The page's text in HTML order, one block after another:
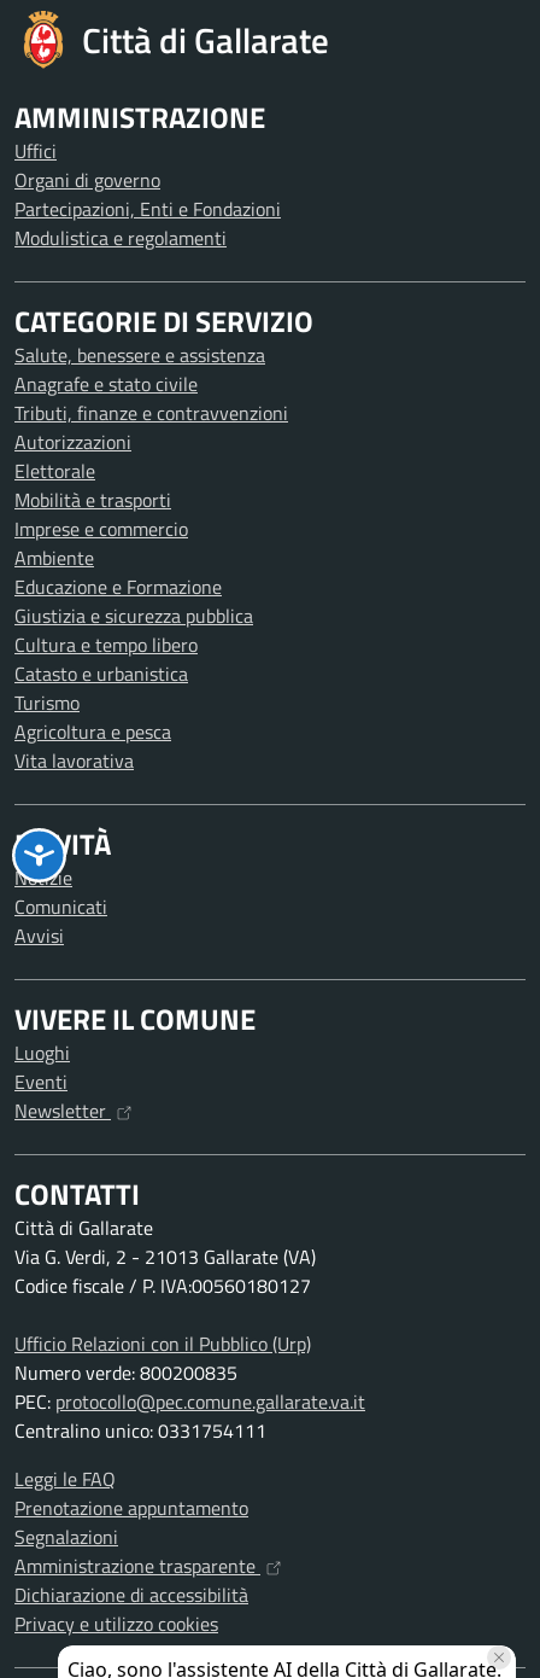
Città di Gallarate
AMMINISTRAZIONE
Uffici
Organi di governo
Partecipazioni, Enti e Fondazioni
Modulistica e regolamenti
CATEGORIE DI SERVIZIO
Salute, benessere e assistenza
Anagrafe e stato civile
Tributi, finanze e contravvenzioni
Autorizzazioni
Elettorale
Mobilità e trasporti
Imprese e commercio
Ambiente
Educazione e Formazione
Giustizia e sicurezza pubblica
Cultura e tempo libero
Catasto e urbanistica
Turismo
Agricoltura e pesca
Vita lavorativa
NOVITÀ
Notizie
Comunicati
Avvisi
VIVERE IL COMUNE
Luoghi
Eventi
Newsletter
CONTATTI
Città di Gallarate
Via G. Verdi, 2 - 21013 Gallarate (VA)
Codice fiscale / P. IVA:00560180127
Ufficio Relazioni con il Pubblico (Urp)
Numero verde: 800200835
PEC: protocollo@pec.comune.gallarate.va.it
Centralino unico: 0331754111
Leggi le FAQ
Prenotazione appuntamento
Segnalazioni
Amministrazione trasparente
Dichiarazione di accessibilità
Privacy e utilizzo cookies